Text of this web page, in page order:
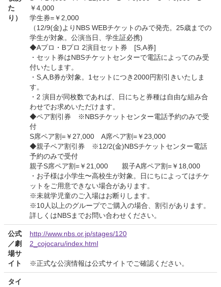
た
り）
￥4,000
学生券=￥2,000
（12/9(金)よりNBS WEBチケットのみで発売。25歳までの
学生が対象。公演当日、学生証必携)
◆Aプロ・Bプロ 2演目セット券 [S,A券]
・セット券はNBSチケットセンターで電話によってのみ受
付いたします。
・S,A,B券が対象。1セットにつき2000円割引きいたしま
す。
・2 演目が同枚数であれば、日にちと券種は自由な組み合
わせでお求めいただけます。
◆ペア割引券 ※NBSチケットセンター電話予約のみで受
付
S席ペア割=￥27,000 A席ペア割=￥23,000
◆親子ペア割引券 ※12/2(金)NBSチケットセンター電話
予約のみで受付
親子S席ペア割=￥21,000 親子A席ペア割=￥18,000
・お子様は小学生〜高校生が対象。日にちによってはチケ
ットをご用意できない場合があります。
※未就学児童のご入場はお断りします。
※10人以上のグループでご購入の場合、割引があります。
詳しくはNBSまでお問い合わせください。
公式
／劇
場サ
イト
http://www.nbs.or.jp/stages/120
2_cojocaru/index.html
※正式な公演情報は公式サイトでご確認ください。
タイ